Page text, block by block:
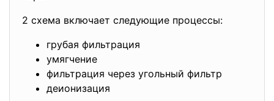
2 схема включает следующие процессы:
грубая фильтрация
умягчение
фильтрация через угольный фильтр
деионизация